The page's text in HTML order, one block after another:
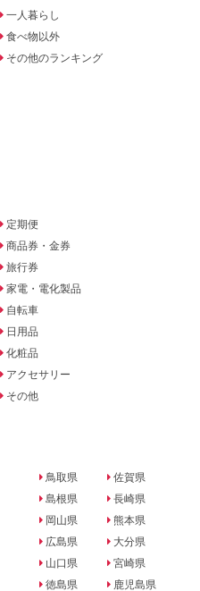
一人暮らし
食べ物以外
その他のランキング
定期便
商品券・金券
旅行券
家電・電化製品
自転車
日用品
化粧品
アクセサリー
その他
鳥取県
島根県
岡山県
広島県
山口県
徳島県
佐賀県
長崎県
熊本県
大分県
宮崎県
鹿児島県